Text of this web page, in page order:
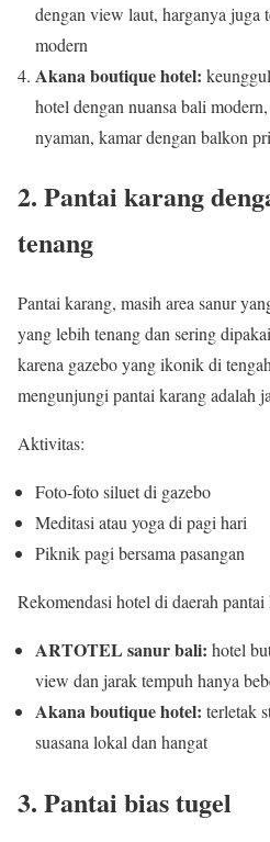
dengan view laut, harganya juga
modern
Akana boutique hotel:
hotel dengan nuansa bali
nyaman, kamar dengan balkon
2. Pantai karang
tenang
Pantai karang, masih area sanur
yang lebih tenang dan sering
karena gazebo yang ikonik di
mengunjungi pantai karang adalah
Aktivitas:
Foto-foto siluet di gazebo
Meditasi atau yoga di pagi hari
Piknik pagi bersama pasangan
Rekomendasi hotel di daerah pantai
ARTOTEL sanur bali: hotel
view dan jarak tempuh hanya
Akana boutique hotel: terletak
suasana lokal dan hangat
3. Pantai bias tugel